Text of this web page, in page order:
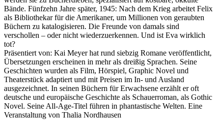
Bände. Fünfzehn Jahre später, 1945: Nach dem Krieg arbeitet Felix
als Bibliothekar für die Amerikaner, um Millionen von geraubten
Büchern zu katalogisieren. Die Freunde von damals sind
verschollen – oder nicht wiederzuerkennen. Und ist Eva wirklich
tot?
Präsentiert von: Kai Meyer hat rund siebzig Romane veröffentlicht,
Übersetzungen erscheinen in mehr als dreißig Sprachen. Seine
Geschichten wurden als Film, Hörspiel, Graphic Novel und
Theaterstück adaptiert und mit Preisen im In- und Ausland
ausgezeichnet. In seinen Büchern für Erwachsene erzählt er oft
deutsche und europäische Geschichte als Schauerroman, als Gothic
Novel. Seine All-Age-Titel führen in phantastische Welten. Eine
Veranstaltung von Thalia Nordhausen